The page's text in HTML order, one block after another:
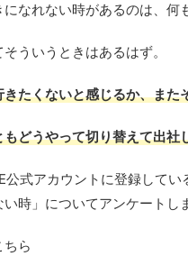
なれない時があるのは、何
ういうときはあるはず。
たくないと感じるか、また
どうやって切り替えて出社
公式アカウントに登録して
時」についてアンケートし
ら